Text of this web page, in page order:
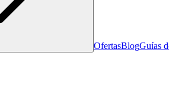
OfertasBlogGuías